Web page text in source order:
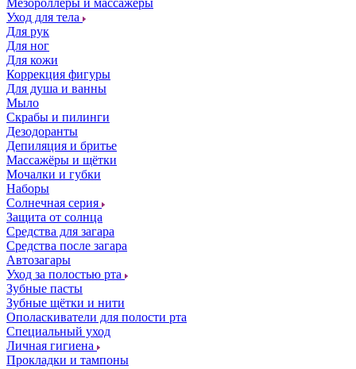
Мезороллеры и массажеры
Уход для тела
Для рук
Для ног
Для кожи
Коррекция фигуры
Для душа и ванны
Мыло
Скрабы и пилинги
Дезодоранты
Депиляция и бритье
Массажёры и щётки
Мочалки и губки
Наборы
Солнечная серия
Защита от солнца
Средства для загара
Средства после загара
Автозагары
Уход за полостью рта
Зубные пасты
Зубные щётки и нити
Ополаскиватели для полости рта
Специальный уход
Личная гигиена
Прокладки и тампоны